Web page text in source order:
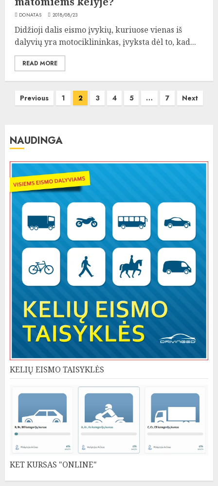
DONATAS 2018/08/23
Didžioji dalis eismo įvykių, kuriuose vienas iš
dalyvių yra motociklininkas, įvyksta dėl to, kad...
READ MORE
Įrašų
Previous 1 2 3 4 5 … 7 Next
NAUDINGA
KELIŲ EISMO TAISYKLĖS
KET KURSAS "ONLINE"